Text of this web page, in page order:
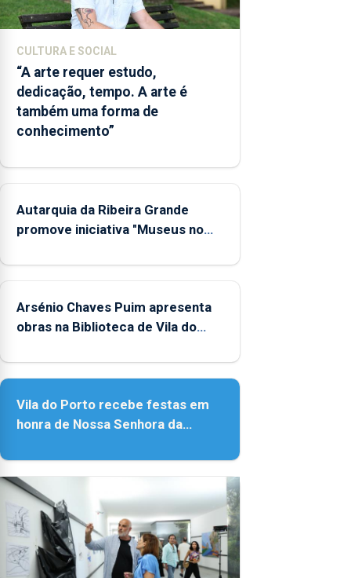
partilhadas
entre o
Governo
Regional
e os
municípios.
CULTURA E SOCIAL
“A arte requer estudo,
dedicação, tempo. A arte é
também uma forma de
conhecimento”
Autarquia da Ribeira Grande
promove iniciativa "Museus no
Arsénio Chaves Puim apresenta
obras na Biblioteca de Vila do
Vila do Porto recebe festas em
honra de Nossa Senhora da